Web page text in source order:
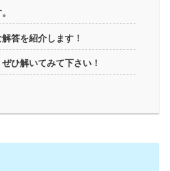
答を紹介します！
ひ解いてみて下さい！